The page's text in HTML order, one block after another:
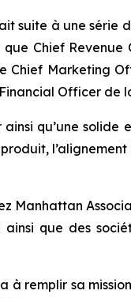
suite à une série
Chief
Chief Marketing
Officer de
qu’une solide
Manhattan
que des
à remplir sa